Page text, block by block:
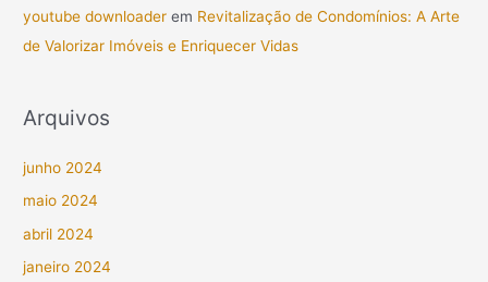
youtube downloader em Revitalização de Condomínios: A Arte
de Valorizar Imóveis e Enriquecer Vidas
Arquivos
junho 2024
maio 2024
abril 2024
janeiro 2024